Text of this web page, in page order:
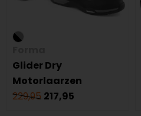
Glider Dry
Motorlaarzen
229,95 217,95